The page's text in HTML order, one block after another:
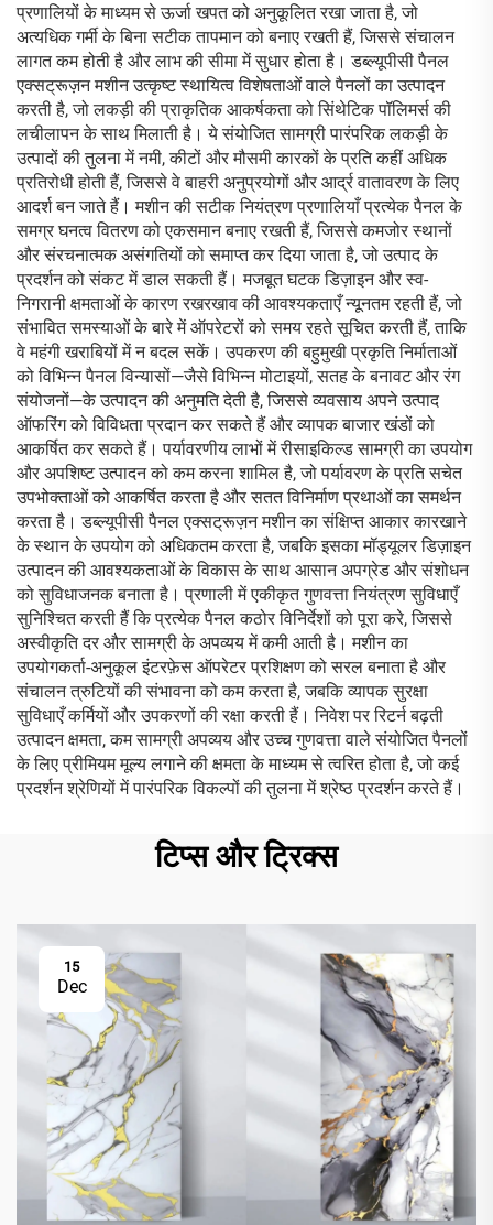
प्रणालियों के माध्यम से ऊर्जा खपत को अनुकूलित रखा जाता है, जो
अत्यधिक गर्मी के बिना सटीक तापमान को बनाए रखती हैं, जिससे संचालन
लागत कम होती है और लाभ की सीमा में सुधार होता है। डब्ल्यूपीसी पैनल
एक्सट्रूज़न मशीन उत्कृष्ट स्थायित्व विशेषताओं वाले पैनलों का उत्पादन
करती है, जो लकड़ी की प्राकृतिक आकर्षकता को सिंथेटिक पॉलिमर्स की
लचीलापन के साथ मिलाती है। ये संयोजित सामग्री पारंपरिक लकड़ी के
उत्पादों की तुलना में नमी, कीटों और मौसमी कारकों के प्रति कहीं अधिक
प्रतिरोधी होती हैं, जिससे वे बाहरी अनुप्रयोगों और आर्द्र वातावरण के लिए
आदर्श बन जाते हैं। मशीन की सटीक नियंत्रण प्रणालियाँ प्रत्येक पैनल के
समग्र घनत्व वितरण को एकसमान बनाए रखती हैं, जिससे कमजोर स्थानों
और संरचनात्मक असंगतियों को समाप्त कर दिया जाता है, जो उत्पाद के
प्रदर्शन को संकट में डाल सकती हैं। मजबूत घटक डिज़ाइन और स्व-
निगरानी क्षमताओं के कारण रखरखाव की आवश्यकताएँ न्यूनतम रहती हैं, जो
संभावित समस्याओं के बारे में ऑपरेटरों को समय रहते सूचित करती हैं, ताकि
वे महंगी खराबियों में न बदल सकें। उपकरण की बहुमुखी प्रकृति निर्माताओं
को विभिन्न पैनल विन्यासों—जैसे विभिन्न मोटाइयों, सतह के बनावट और रंग
संयोजनों—के उत्पादन की अनुमति देती है, जिससे व्यवसाय अपने उत्पाद
ऑफरिंग को विविधता प्रदान कर सकते हैं और व्यापक बाजार खंडों को
आकर्षित कर सकते हैं। पर्यावरणीय लाभों में रीसाइकिल्ड सामग्री का उपयोग
और अपशिष्ट उत्पादन को कम करना शामिल है, जो पर्यावरण के प्रति सचेत
उपभोक्ताओं को आकर्षित करता है और सतत विनिर्माण प्रथाओं का समर्थन
करता है। डब्ल्यूपीसी पैनल एक्सट्रूज़न मशीन का संक्षिप्त आकार कारखाने
के स्थान के उपयोग को अधिकतम करता है, जबकि इसका मॉड्यूलर डिज़ाइन
उत्पादन की आवश्यकताओं के विकास के साथ आसान अपग्रेड और संशोधन
को सुविधाजनक बनाता है। प्रणाली में एकीकृत गुणवत्ता नियंत्रण सुविधाएँ
सुनिश्चित करती हैं कि प्रत्येक पैनल कठोर विनिर्देशों को पूरा करे, जिससे
अस्वीकृति दर और सामग्री के अपव्यय में कमी आती है। मशीन का
उपयोगकर्ता-अनुकूल इंटरफ़ेस ऑपरेटर प्रशिक्षण को सरल बनाता है और
संचालन त्रुटियों की संभावना को कम करता है, जबकि व्यापक सुरक्षा
सुविधाएँ कर्मियों और उपकरणों की रक्षा करती हैं। निवेश पर रिटर्न बढ़ती
उत्पादन क्षमता, कम सामग्री अपव्यय और उच्च गुणवत्ता वाले संयोजित पैनलों
के लिए प्रीमियम मूल्य लगाने की क्षमता के माध्यम से त्वरित होता है, जो कई
प्रदर्शन श्रेणियों में पारंपरिक विकल्पों की तुलना में श्रेष्ठ प्रदर्शन करते हैं।
टिप्स और ट्रिक्स
15
Dec